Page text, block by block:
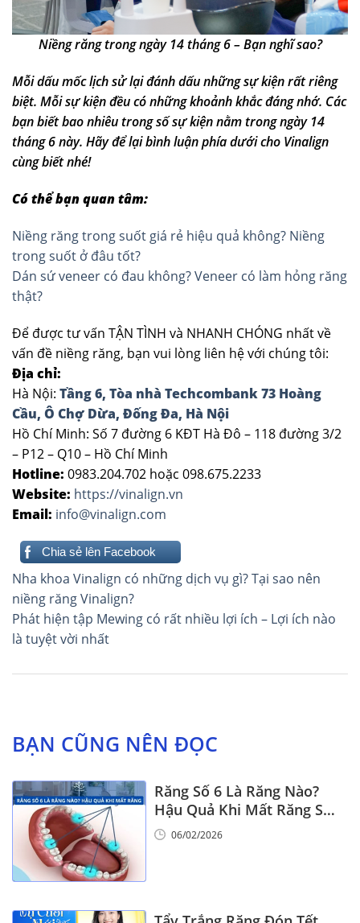
Niềng răng trong ngày 14 tháng 6 – Bạn nghĩ sao?
Mỗi dấu mốc lịch sử lại đánh dấu những sự kiện rất riêng
biệt. Mỗi sự kiện đều có những khoảnh khắc đáng nhớ. Các
bạn biết bao nhiêu trong số sự kiện nằm trong ngày 14
tháng 6 này. Hãy để lại bình luận phía dưới cho Vinalign
cùng biết nhé!
Có thể bạn quan tâm:
Niềng răng trong suốt giá rẻ hiệu quả không? Niềng
trong suốt ở đâu tốt?
Dán sứ veneer có đau không? Veneer có làm hỏng răng
thật?
Để được tư vấn TẬN TÌNH và NHANH CHÓNG nhất về
vấn đề niềng răng, bạn vui lòng liên hệ với chúng tôi:
Địa chỉ:
Hà Nội: Tầng 6, Tòa nhà Techcombank 73 Hoàng
Cầu, Ô Chợ Dừa, Đống Đa, Hà Nội
Hồ Chí Minh: Số 7 đường 6 KĐT Hà Đô – 118 đường 3/2
– P12 – Q10 – Hồ Chí Minh
Hotline: 0983.204.702 hoặc 098.675.2233
Website: https://vinalign.vn
Email: info@vinalign.com
Chia sẻ lên Facebook
Điều
hướng
bài
viết
Nha khoa Vinalign có những dịch vụ gì? Tại sao nên
niềng răng Vinalign?
Phát hiện tập Mewing có rất nhiều lợi ích – Lợi ích nào
là tuyệt vời nhất
BẠN CŨNG NÊN ĐỌC
Răng Số 6 Là Răng Nào?
Hậu Quả Khi Mất Răng Số
6
06/02/2026